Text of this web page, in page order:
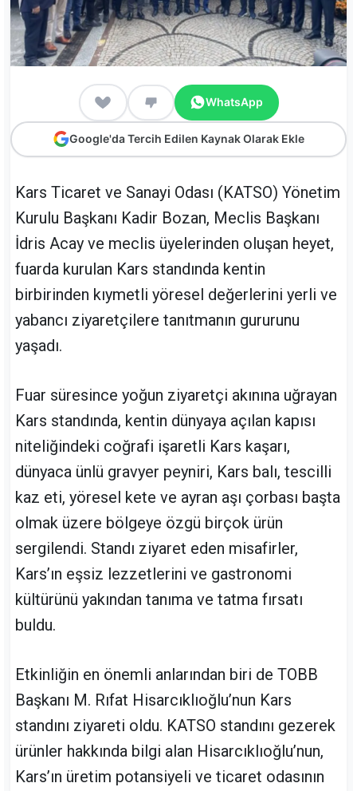
WhatsApp
Google'da Tercih Edilen Kaynak Olarak Ekle
Kars Ticaret ve Sanayi Odası (KATSO) Yönetim
Kurulu Başkanı Kadir Bozan, Meclis Başkanı
İdris Acay ve meclis üyelerinden oluşan heyet,
fuarda kurulan Kars standında kentin
birbirinden kıymetli yöresel değerlerini yerli ve
yabancı ziyaretçilere tanıtmanın gururunu
yaşadı.
Fuar süresince yoğun ziyaretçi akınına uğrayan
Kars standında, kentin dünyaya açılan kapısı
niteliğindeki coğrafi işaretli Kars kaşarı,
dünyaca ünlü gravyer peyniri, Kars balı, tescilli
kaz eti, yöresel kete ve ayran aşı çorbası başta
olmak üzere bölgeye özgü birçok ürün
sergilendi. Standı ziyaret eden misafirler,
Kars’ın eşsiz lezzetlerini ve gastronomi
kültürünü yakından tanıma ve tatma fırsatı
buldu.
Etkinliğin en önemli anlarından biri de TOBB
Başkanı M. Rıfat Hisarcıklıoğlu’nun Kars
standını ziyareti oldu. KATSO standını gezerek
ürünler hakkında bilgi alan Hisarcıklıoğlu’nun,
Kars’ın üretim potansiyeli ve ticaret odasının